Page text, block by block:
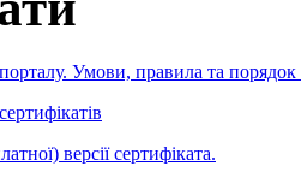
Умови, правила та порядок
версії сертифіката.